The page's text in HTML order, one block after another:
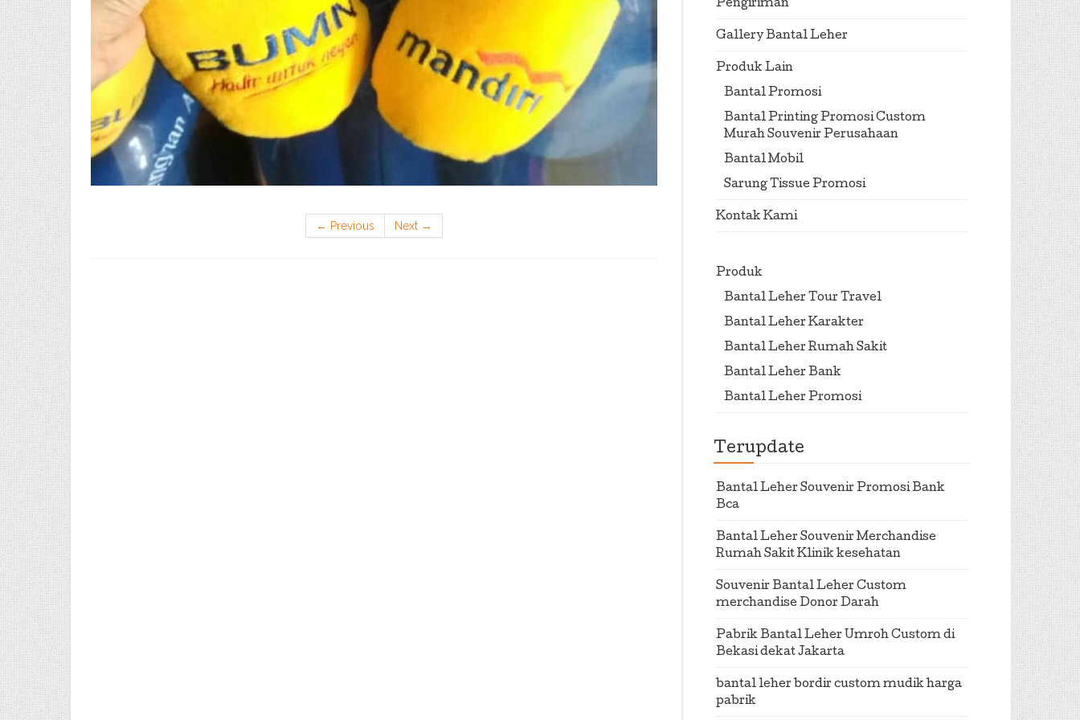
← Previous Next →
Pengiriman
Gallery Bantal Leher
Produk Lain
Bantal Promosi
Bantal Printing Promosi Custom
Murah Souvenir Perusahaan
Bantal Mobil
Sarung Tissue Promosi
Kontak Kami
Produk
Bantal Leher Tour Travel
Bantal Leher Karakter
Bantal Leher Rumah Sakit
Bantal Leher Bank
Bantal Leher Promosi
Terupdate
Bantal Leher Souvenir Promosi Bank
Bca
Bantal Leher Souvenir Merchandise
Rumah Sakit Klinik kesehatan
Souvenir Bantal Leher Custom
merchandise Donor Darah
Pabrik Bantal Leher Umroh Custom di
Bekasi dekat Jakarta
bantal leher bordir custom mudik harga
pabrik